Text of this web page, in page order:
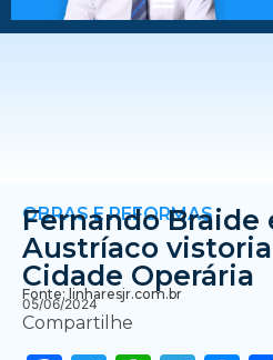
OBRAS E REFORMAS
Fernando Braide
Austríaco
Cidade Operária
Fonte: linharesjr.com.br
05/06/2024
Compartilhe